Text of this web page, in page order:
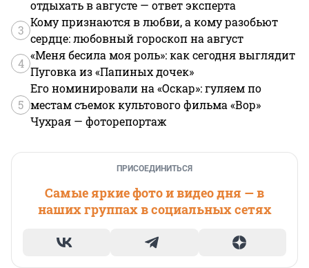
отдыхать в августе — ответ эксперта
3
Кому признаются в любви, а кому разобьют
сердце: любовный гороскоп на август
4
«Меня бесила моя роль»: как сегодня выглядит
Пуговка из «Папиных дочек»
5
Его номинировали на «Оскар»: гуляем по
местам съемок культового фильма «Вор»
Чухрая — фоторепортаж
ПРИСОЕДИНИТЬСЯ
Самые яркие фото и видео дня — в
наших группах в социальных сетях